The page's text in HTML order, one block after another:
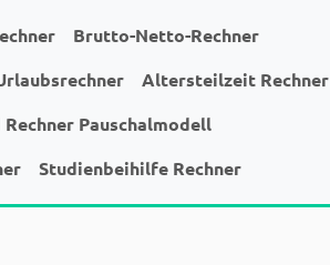
Brutto-Netto-Rechner
Altersteilzeit Rechner
Pauschalmodell
Studienbeihilfe Rechner